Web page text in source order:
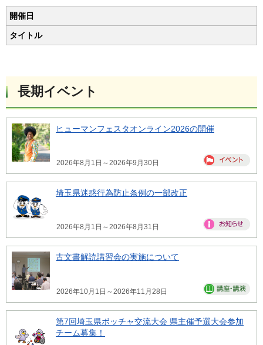
開催日
タイトル
長期イベント
ヒューマンフェスタオンライン2026の開催
2026年8月1日～2026年9月30日
埼玉県迷惑行為防止条例の一部改正
2026年8月1日～2026年8月31日
古文書解読講習会の実施について
2026年10月1日～2026年11月28日
第7回埼玉県ボッチャ交流大会 県主催予選大会参加
チーム募集！